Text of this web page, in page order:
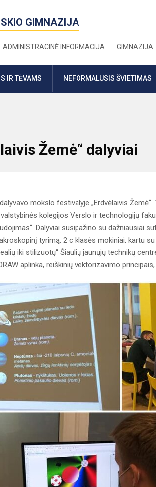
GIMNAZIJA
ADMINISTRACINĖ INFORMACIJA GIMNAZIJA
IR TĖVAMS NEFORMALUSIS ŠVIETIMAS
Žemė“ dalyviai
mokslo festivalyje „Erdvėlaivis
kolegijos Verslo ir technologijų
Dalyviai susipažino su dažniausiai
tyrimą. 2 c klasės mokiniai, kartu
iki stilizuotų“ Šiaulių jaunųjų technikų
aplinka, reiškinių vektorizavimo